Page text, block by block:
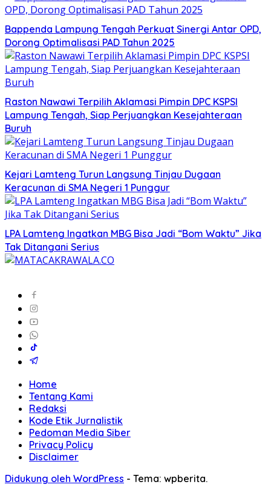
Bappenda Lampung Tengah Perkuat Sinergi Antar OPD,
Dorong Optimalisasi PAD Tahun 2025
Raston Nawawi Terpilih Aklamasi Pimpin DPC KSPSI
Lampung Tengah, Siap Perjuangkan Kesejahteraan
Buruh
Kejari Lamteng Turun Langsung Tinjau Dugaan
Keracunan di SMA Negeri 1 Punggur
LPA Lamteng Ingatkan MBG Bisa Jadi “Bom Waktu” Jika
Tak Ditangani Serius
Home
Tentang Kami
Redaksi
Kode Etik Jurnalistik
Pedoman Media Siber
Privacy Policy
Disclaimer
Didukung oleh WordPress - Tema: wpberita.